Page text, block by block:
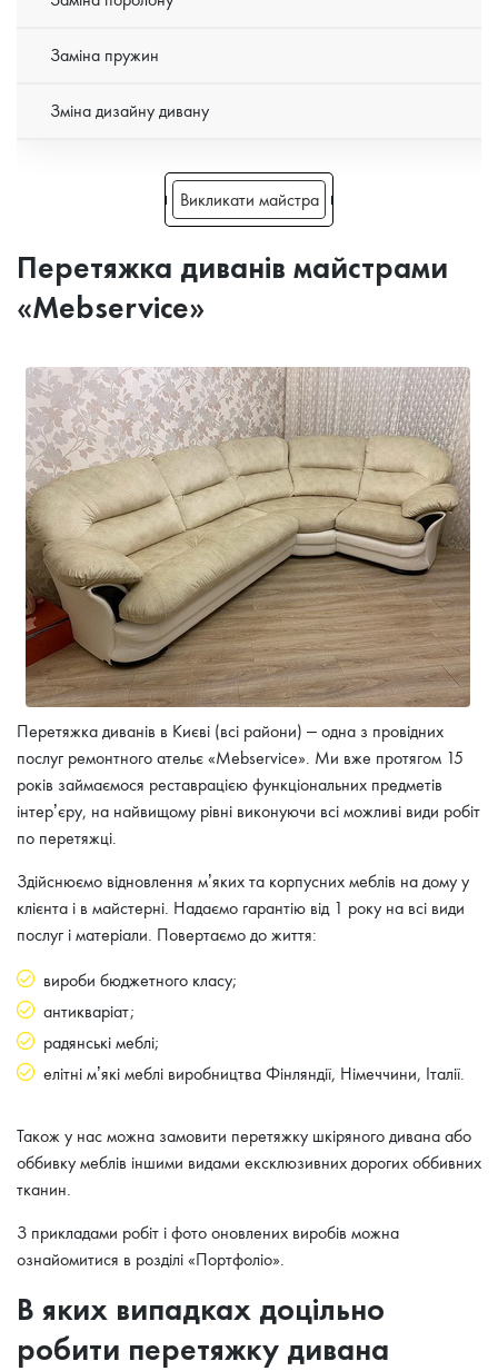
Заміна пружин
Зміна дизайну дивану
Викликати майстра
Перетяжка диванів майстрами
«Mebservice»
Перетяжка диванів в Києві (всі райони) – одна з провідних
послуг ремонтного ательє «Mebservice». Ми вже протягом 15
років займаємося реставрацією функціональних предметів
інтер’єру, на найвищому рівні виконуючи всі можливі види робіт
по перетяжці.
Здійснюємо відновлення м’яких та корпусних меблів на дому у
клієнта і в майстерні. Надаємо гарантію від 1 року на всі види
послуг і матеріали. Повертаємо до життя:
вироби бюджетного класу;
антикваріат;
радянські меблі;
елітні м’які меблі виробництва Фінляндії, Німеччини, Італії.
Також у нас можна замовити перетяжку шкіряного дивана або
оббивку меблів іншими видами ексклюзивних дорогих оббивних
тканин.
З прикладами робіт і фото оновлених виробів можна
ознайомитися в розділі «Портфоліо».
В яких випадках доцільно
робити перетяжку дивана